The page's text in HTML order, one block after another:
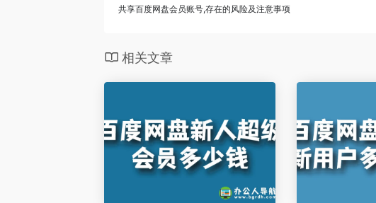
共享百度网盘会员账号,存在的风险及注意事项
相关文章